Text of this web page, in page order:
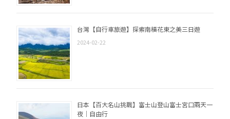
台灣【自行車旅遊】探索南橫花東之美三日遊
2024-02-22
日本【百大名山挑戰】富士山登山富士宮口兩天一
夜｜自由行